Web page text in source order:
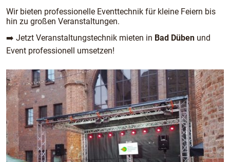
Wir bieten professionelle Eventtechnik für kleine Feiern bis
hin zu großen Veranstaltungen.
➡️ Jetzt Veranstaltungstechnik mieten in Bad Düben und
Event professionell umsetzen!